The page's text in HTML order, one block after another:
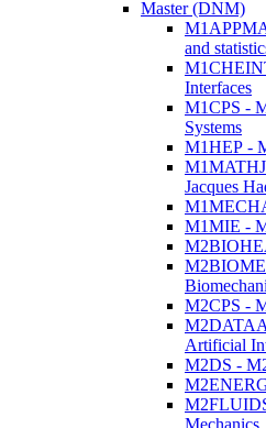
Master (DNM)
and
Interfaces
M1CPS -
Systems
M1HEP -
Jacques
M1MIE -
M2CPS -
Artificial
M2DS -
Mechanics